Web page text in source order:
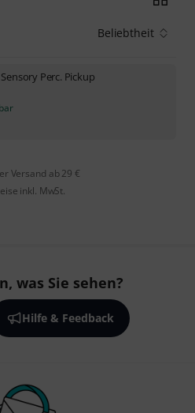
Beliebtheit
Perc. Pickup
Versand ab 29 €
inkl. MwSt.
was Sie sehen?
Hilfe & Feedback